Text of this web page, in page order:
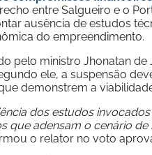
entre Salgueiro e o
ausência de estudos
do empreendimento.
pelo ministro Jhonatan
ele, a suspensão
demonstrem a
dos estudos
que adensam o cenário
o relator no voto